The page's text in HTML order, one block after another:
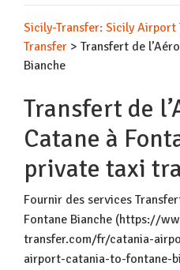
Sicily-Transfer: Sicily Airport
Transfer > Transfert de
Bianche
Transfert de
Catane à
private taxi
Fournir des services
Fontane Bianche (https://
transfer.com/fr/catania-
airport-catania-to-fontane-